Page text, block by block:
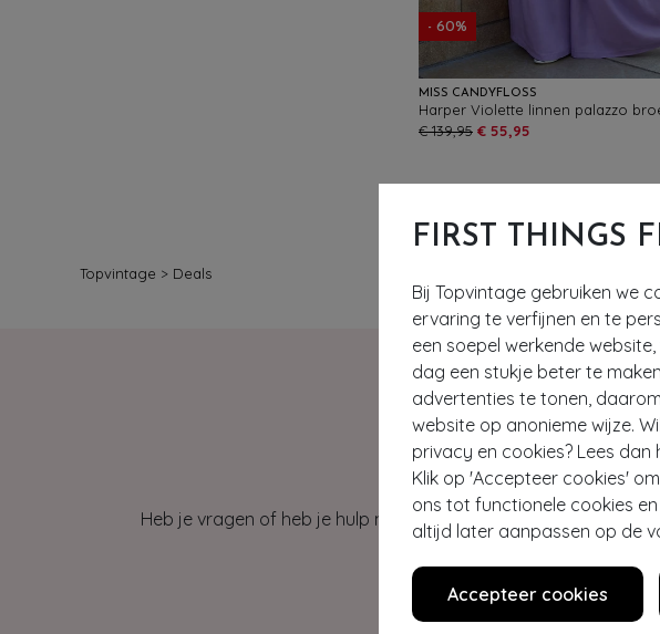
FIRST THINGS
Bij Topvintage gebruiken we
ervaring te verfijnen en te
een soepel werkende
dag een stukje beter te
advertenties te tonen,
website op anonieme wijze.
privacy en cookies? Lees dan
Klik op 'Accepteer cookies'
ons tot functionele cookies
altijd later aanpassen op de
Accepteer cookies
- 60%
MISS CANDYFLOSS
€ 139,95 € 55,95
Topvintage > Deals
Heb je vragen of heb je hulp nodig bij je bestelling? Lees